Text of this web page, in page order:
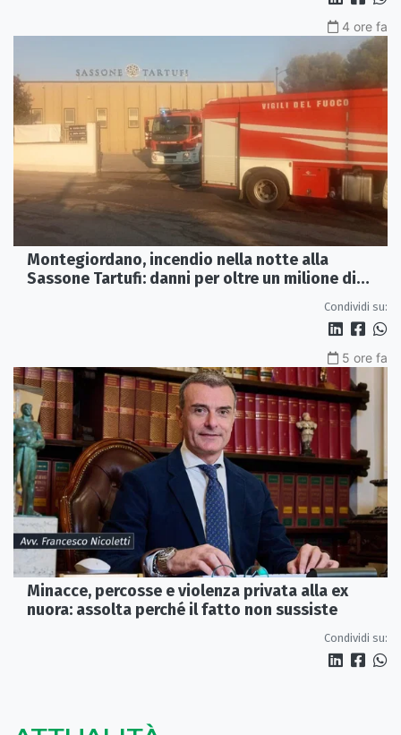
4 ore fa
Montegiordano, incendio nella notte alla
Sassone Tartufi: danni per oltre un milione di
Condividi su:
5 ore fa
Minacce, percosse e violenza privata alla ex
nuora: assolta perché il fatto non sussiste
Condividi su: